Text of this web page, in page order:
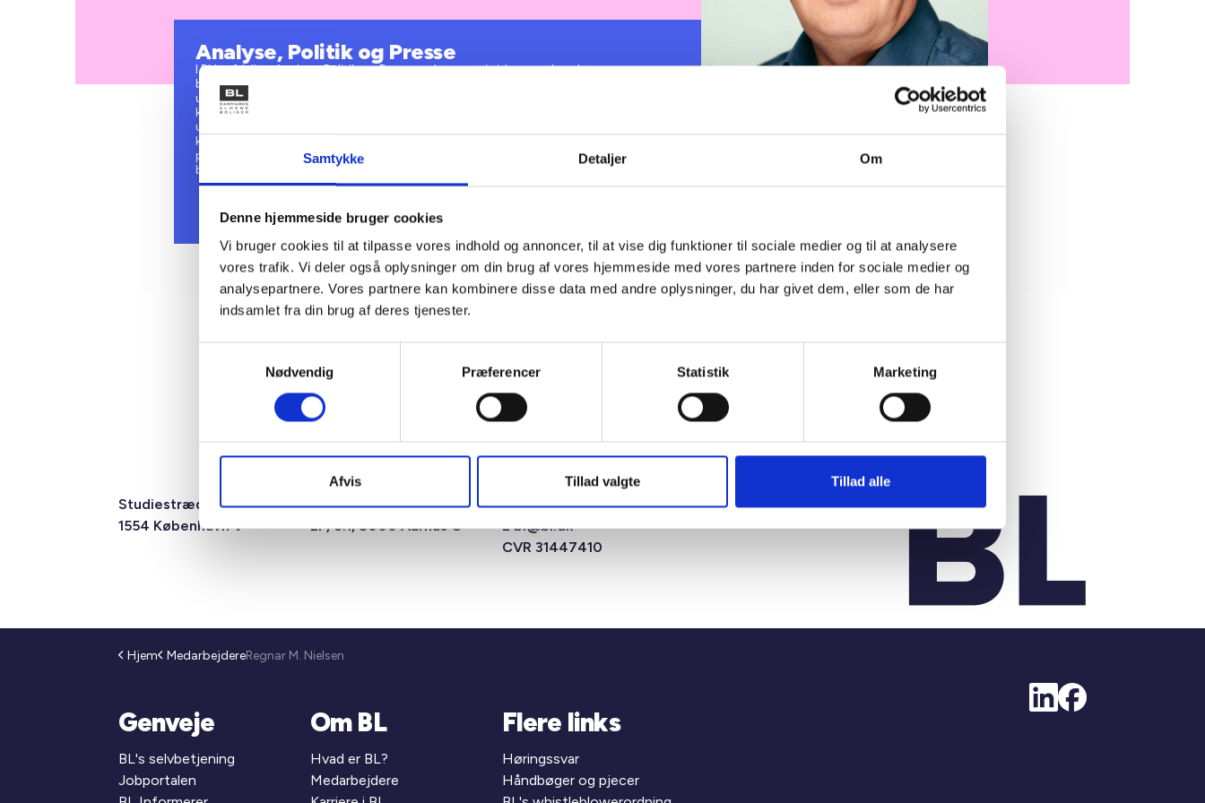
Samtykke Detaljer Om
Denne hjemmeside bruger cookies
Vi bruger cookies til at tilpasse vores indhold og annoncer, til at vise dig funktioner til sociale medier og til at analysere
vores trafik. Vi deler også oplysninger om din brug af vores hjemmeside med vores partnere inden for sociale medier og
analysepartnere. Vores partnere kan kombinere disse data med andre oplysninger, du har givet dem, eller som de har
indsamlet fra din brug af deres tjenester.
Nødvendig
Præferencer Statistik Marketing
Afvis Tillad valgte Tillad alle
Analyse, Politik og Presse
I BL’s afdeling Analyse, Politik og Presse opbygger vi viden om den almene
boligsektor og omsætter denne til politisk indflydelse lokalt og nationalt. Vi
udarbejder samfundsøkonomiske analyser om alt fra boligbehov til sundhed til
klima- og energi mv., som bruges direkte i vores politiske interessevaretagelse. Vi
udarbejder politiske forslag og overvåger den politiske regulering og synliggøre
konsekvenserne for den almene sektor og for samfundet. Vi har en tæt kontakt til
politikere, embedsmænd og journalister og yder løbende analytisk og politisk
bistand til både medlemmer og øvrige afdelinger i BL.
Regnar er journalist på BL’s medier. Regnar
forhold til medlemsorganisationer, der skal i
medierne.
Studiestræde 50,
1554 København V
Mariane Thomsens Gade
2F, 6.1, 8000 Aarhus C
T +45 33 76 20 00
Ebl@bl.dk
CVR 31447410
Hjem MedarbejdereRegnar M. Nielsen
Genveje
BL's selvbetjening
Jobportalen
Om BL
Hvad er BL?
Medarbejdere
Flere links
Høringssvar
Håndbøger og pjecer